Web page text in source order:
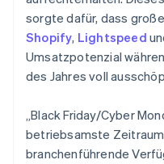
sorgte dafür, dass
Shopify, Lightspeed
Umsatzpotenzial
des Jahres voll
„Black Friday/Cyber
betriebsamste Zeitraum
branchenführende